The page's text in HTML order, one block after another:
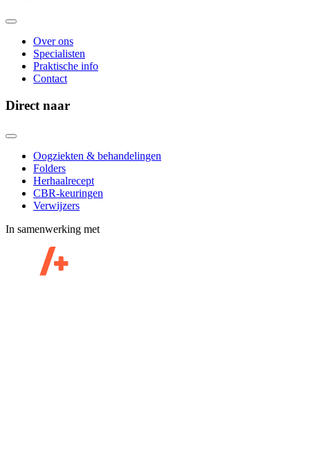
Over ons
Specialisten
Praktische info
Contact
Direct naar
Oogziekten & behandelingen
Folders
Herhaalrecept
CBR-keuringen
Verwijzers
In samenwerking met